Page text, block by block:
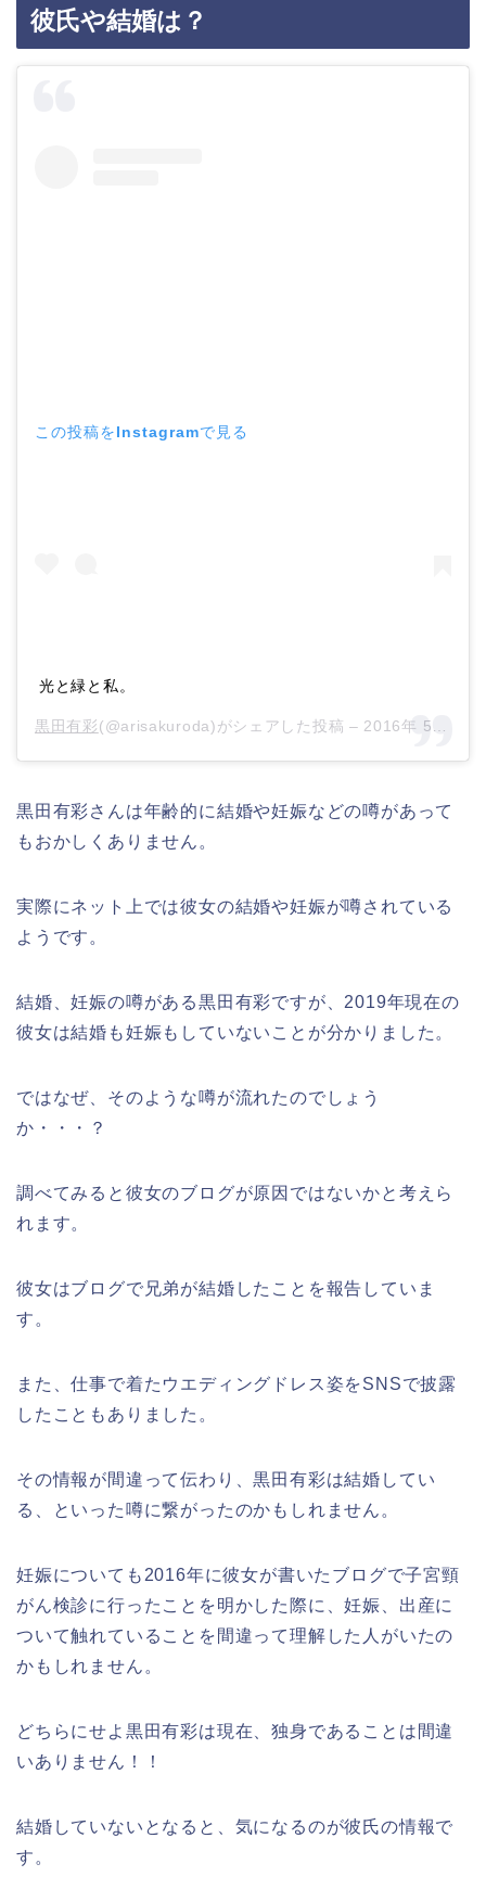
彼氏や結婚は？
この投稿をInstagramで見る
光と緑と私。
黒田有彩(@arisakuroda)がシェアした投稿 – 2016年 5月月21日午後3時23分PDT
黒田有彩さんは年齢的に結婚や妊娠などの噂があって
もおかしくありません。
実際にネット上では彼女の結婚や妊娠が噂されている
ようです。
結婚、妊娠の噂がある黒田有彩ですが、2019年現在の
彼女は結婚も妊娠もしていないことが分かりました。
ではなぜ、そのような噂が流れたのでしょう
か・・・？
調べてみると彼女のブログが原因ではないかと考えら
れます。
彼女はブログで兄弟が結婚したことを報告していま
す。
また、仕事で着たウエディングドレス姿をSNSで披露
したこともありました。
その情報が間違って伝わり、黒田有彩は結婚してい
る、といった噂に繋がったのかもしれません。
妊娠についても2016年に彼女が書いたブログで子宮頸
がん検診に行ったことを明かした際に、妊娠、出産に
ついて触れていることを間違って理解した人がいたの
かもしれません。
どちらにせよ黒田有彩は現在、独身であることは間違
いありません！！
結婚していないとなると、気になるのが彼氏の情報で
す。